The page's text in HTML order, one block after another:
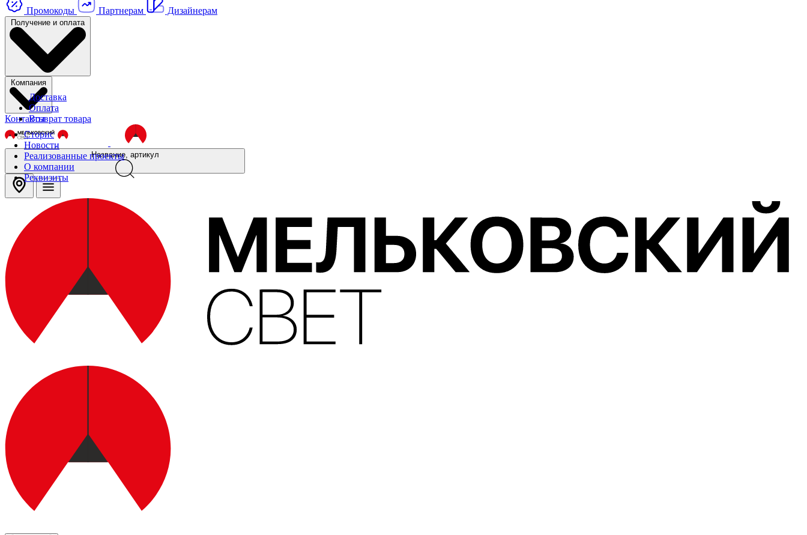
Промокоды Партнерам Дизайнерам
Получение и оплата
Доставка
Оплата
Возврат товара
Компания
Сторис
Новости
Реализованные проекты
О компании
Реквизиты
Контакты
Название, артикул